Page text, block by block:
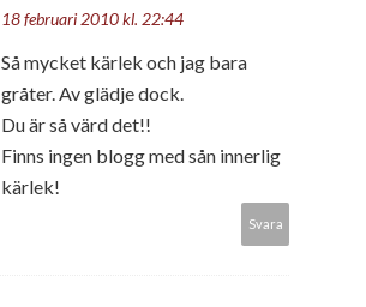
18 februari 2010 kl. 22:44
Så mycket kärlek och jag bara
gråter. Av glädje dock.
Du är så värd det!!
Finns ingen blogg med sån innerlig
kärlek!
Svara